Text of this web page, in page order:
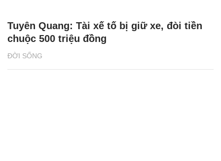
ĐỜI SỐNG
Tuyên Quang: Tài xế tố bị giữ xe, đòi tiền
chuộc 500 triệu đồng